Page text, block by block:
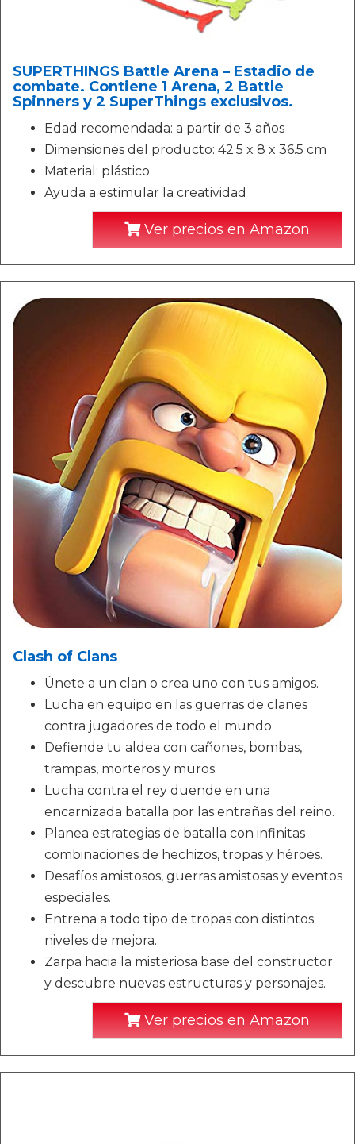
SUPERTHINGS Battle Arena – Estadio de
combate. Contiene 1 Arena, 2 Battle
Spinners y 2 SuperThings exclusivos.
Edad recomendada: a partir de 3 años
Dimensiones del producto: 42.5 x 8 x 36.5 cm
Material: plástico
Ayuda a estimular la creatividad
Ver precios en Amazon
Clash of Clans
Únete a un clan o crea uno con tus amigos.
Lucha en equipo en las guerras de clanes
contra jugadores de todo el mundo.
Defiende tu aldea con cañones, bombas,
trampas, morteros y muros.
Lucha contra el rey duende en una
encarnizada batalla por las entrañas del reino.
Planea estrategias de batalla con infinitas
combinaciones de hechizos, tropas y héroes.
Desafíos amistosos, guerras amistosas y eventos
especiales.
Entrena a todo tipo de tropas con distintos
niveles de mejora.
Zarpa hacia la misteriosa base del constructor
y descubre nuevas estructuras y personajes.
Ver precios en Amazon